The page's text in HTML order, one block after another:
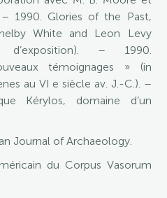
– 1990. Glories of the Past,
White and Leon Levy
d’exposition). – 1990.
témoignages » (in
au VI e siècle av. J.-C.). –
Kérylos, domaine d’un
Journal of Archaeology.
du Corpus Vasorum